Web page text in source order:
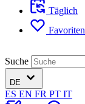
Täglich
Favoriten
Suche
DE
ES EN FR PT IT